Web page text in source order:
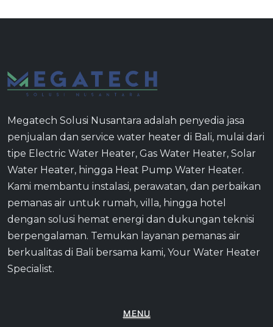
Megatech Solusi Nusantara adalah penyedia jasa
penjualan dan service water heater di Bali, mulai dari
tipe Electric Water Heater, Gas Water Heater, Solar
Water Heater, hingga Heat Pump Water Heater.
Kami membantu instalasi, perawatan, dan perbaikan
pemanas air untuk rumah, villa, hingga hotel
dengan solusi hemat energi dan dukungan teknisi
berpengalaman. Temukan layanan pemanas air
berkualitas di Bali bersama kami, Your Water Heater
Specialist.
MENU